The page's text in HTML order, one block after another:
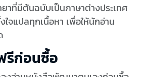
าที่มีต้นฉบับเป็นภาษาต่างประเทศ
จแปลทุกเนื้อหา เพื่อให้นักอ่าน
รีก่อนซื้อ